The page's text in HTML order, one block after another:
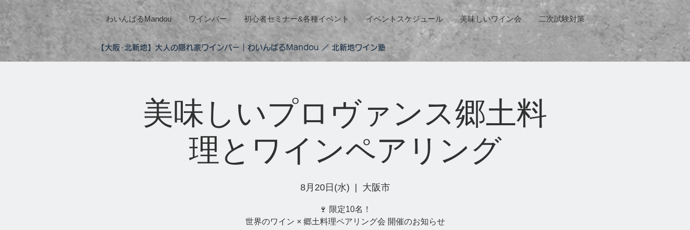
わいんばるMandou ワインバー 初心者セミナー&各種イベント イベントスケジュール 美味しいワイン会 二次試験対策
【大阪･北新地】大人の隠れ家ワインバー｜わいんばるMandou ／ 北新地ワイン塾
美味しいプロヴァンス郷土料
理とワインペアリング
8月20日(水) 大阪市
🍷 限定10名！
世界のワイン × 郷土料理ペアリング会 開催のお知らせ